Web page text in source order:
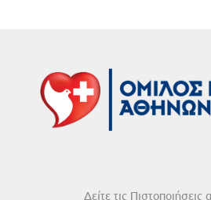
Δείτε τις Πιστοποιήσεις